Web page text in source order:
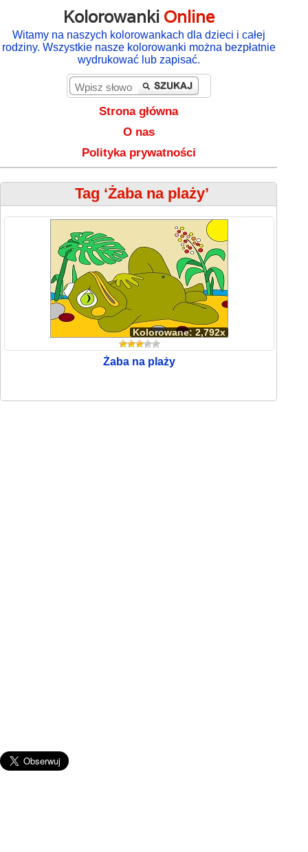
Kolorowanki Online
Witamy na naszych kolorowankach dla dzieci i całej
rodziny. Wszystkie nasze kolorowanki można bezpłatnie
wydrukować lub zapisać.
Strona główna
O nas
Polityka prywatności
Tag ‘Żaba na plaży’
Kolorowane: 2,792x
Żaba na plaży